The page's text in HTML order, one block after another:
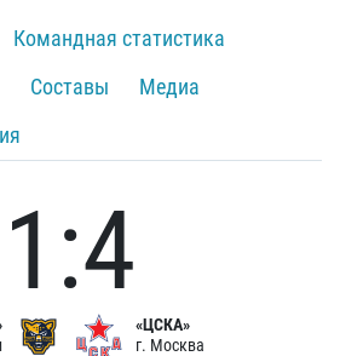
Командная статистика
Составы
Медиа
1:4
«ЦСКА»
г. Москва